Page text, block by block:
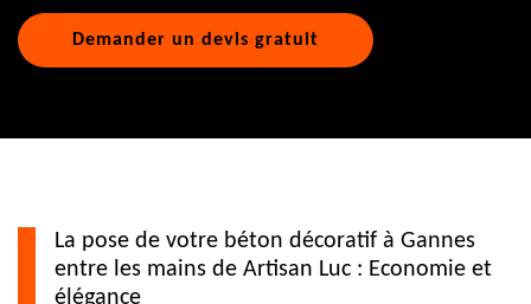
Demander un devis gratuit
La pose de votre béton décoratif à Gannes
entre les mains de Artisan Luc : Economie et
élégance